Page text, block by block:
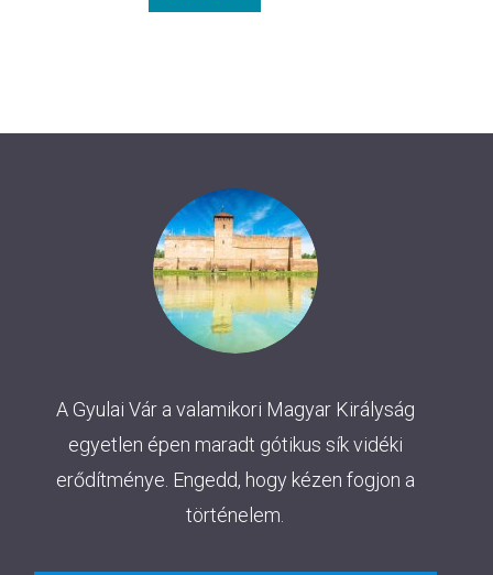
A Gyulai Vár a valamikori Magyar Királyság
egyetlen épen maradt gótikus sík vidéki
erődítménye. Engedd, hogy kézen fogjon a
történelem.